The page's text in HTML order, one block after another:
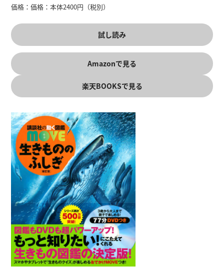
価格：価格：本体2400円（税別）
試し読み
Amazonで見る
楽天BOOKSで見る